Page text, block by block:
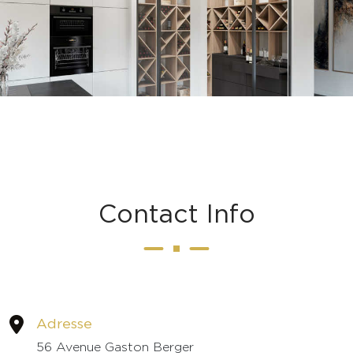
Contact Info
Adresse
56 Avenue Gaston Berger